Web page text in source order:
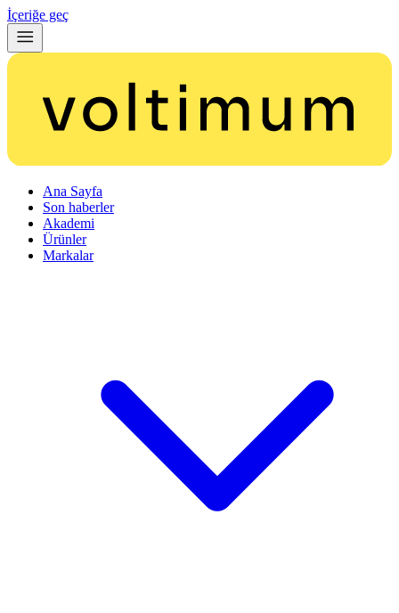
İçeriğe geç
Ana Sayfa
Son haberler
Akademi
Ürünler
Markalar